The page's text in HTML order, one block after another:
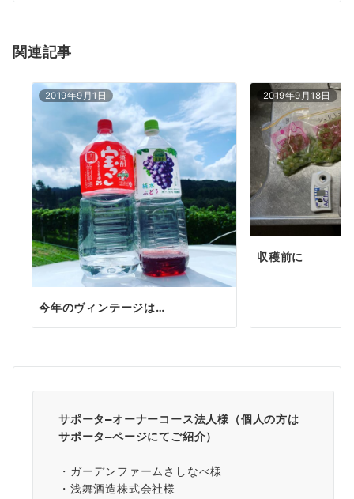
シ
ン
関連記事
2019年9月1日
今年のヴィンテージは…
2019年9月18日
収穫前に
サポータ―オーナーコース法人様（個人の方は
サポータ―ページにてご紹介）
・ガーデンファームさしなべ様
・浅舞酒造株式会社様